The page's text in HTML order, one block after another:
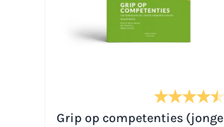
Grip op competenties (jonge